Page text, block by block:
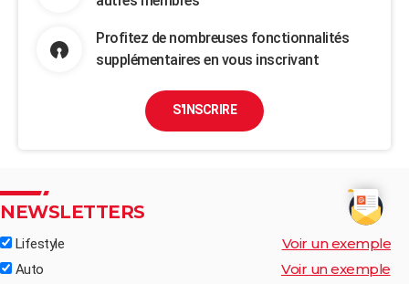
Profitez de nombreuses fonctionnalités
supplémentaires en vous inscrivant
S'INSCRIRE
NEWSLETTERS
Lifestyle Voir un exemple
Auto Voir un exemple